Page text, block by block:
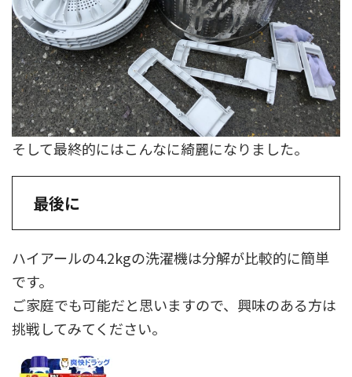
そして最終的にはこんなに綺麗になりました。
最後に
ハイアールの4.2kgの洗濯機は分解が比較的に簡単
です。
ご家庭でも可能だと思いますので、興味のある方は
挑戦してみてください。